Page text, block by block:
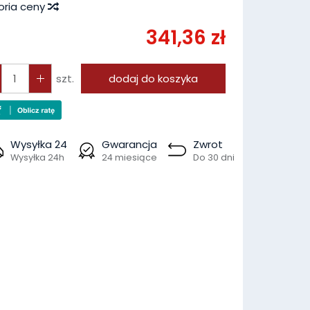
ceny
341,36 zł
szt. dodaj do koszyka
Wysyłka 24
Wysyłka 24h
Gwarancja
24 miesiące
Zwrot
Do 30 dni